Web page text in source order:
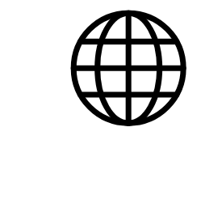
Skip to main content